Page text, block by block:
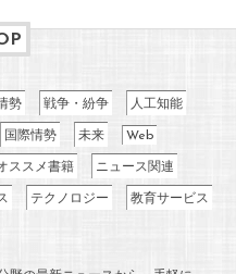
勢 戦争・紛争 人工知能
国際情勢 未来 Web
ススメ書籍 ニュース関連
テクノロジー 教育サービス